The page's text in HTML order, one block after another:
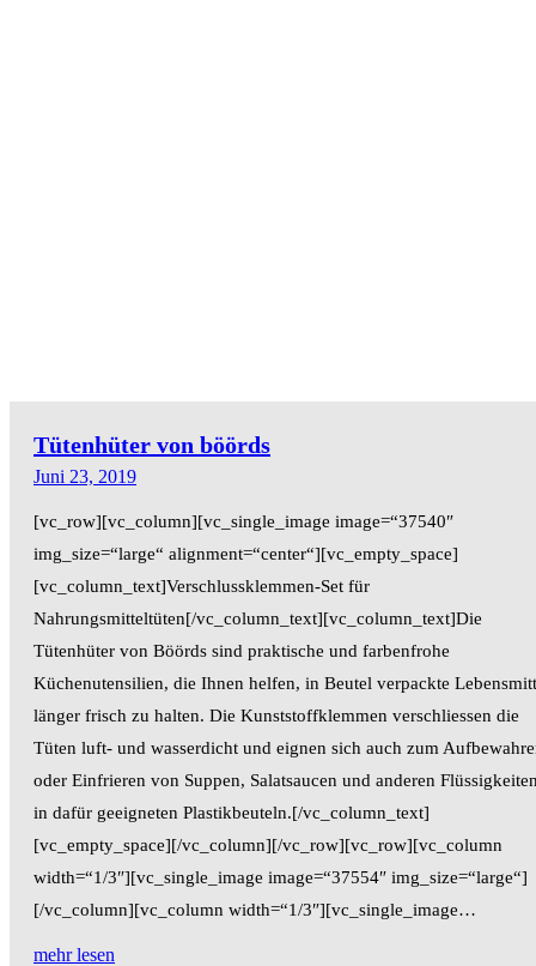
Tütenhüter von böörds
Juni 23, 2019
[vc_row][vc_column][vc_single_image image=“37540″
img_size=“large“ alignment=“center“][vc_empty_space]
[vc_column_text]Verschlussklemmen-Set für
Nahrungsmitteltüten[/vc_column_text][vc_column_text]Die
Tütenhüter von Böörds sind praktische und farbenfrohe
Küchenutensilien, die Ihnen helfen, in Beutel verpackte
länger frisch zu halten. Die Kunststoffklemmen verschliessen die
Tüten luft- und wasserdicht und eignen sich auch zum
oder Einfrieren von Suppen, Salatsaucen und anderen
in dafür geeigneten Plastikbeuteln.[/vc_column_text]
[vc_empty_space][/vc_column][/vc_row][vc_row][vc_column
width=“1/3″][vc_single_image image=“37554″ img_size=“large“]
[/vc_column][vc_column width=“1/3″][vc_single_image…
mehr lesen